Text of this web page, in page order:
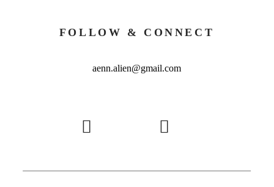
FOLLOW & CONNECT
aenn.alien@gmail.com